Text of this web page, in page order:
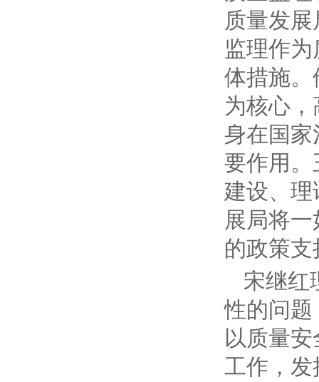
质量发
监理作
体措施
为核心
身在国
要作用
建设、
展局将
的政策
宋继红
性的问
以质量
工作，